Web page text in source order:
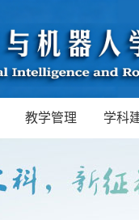
教学管理 学科